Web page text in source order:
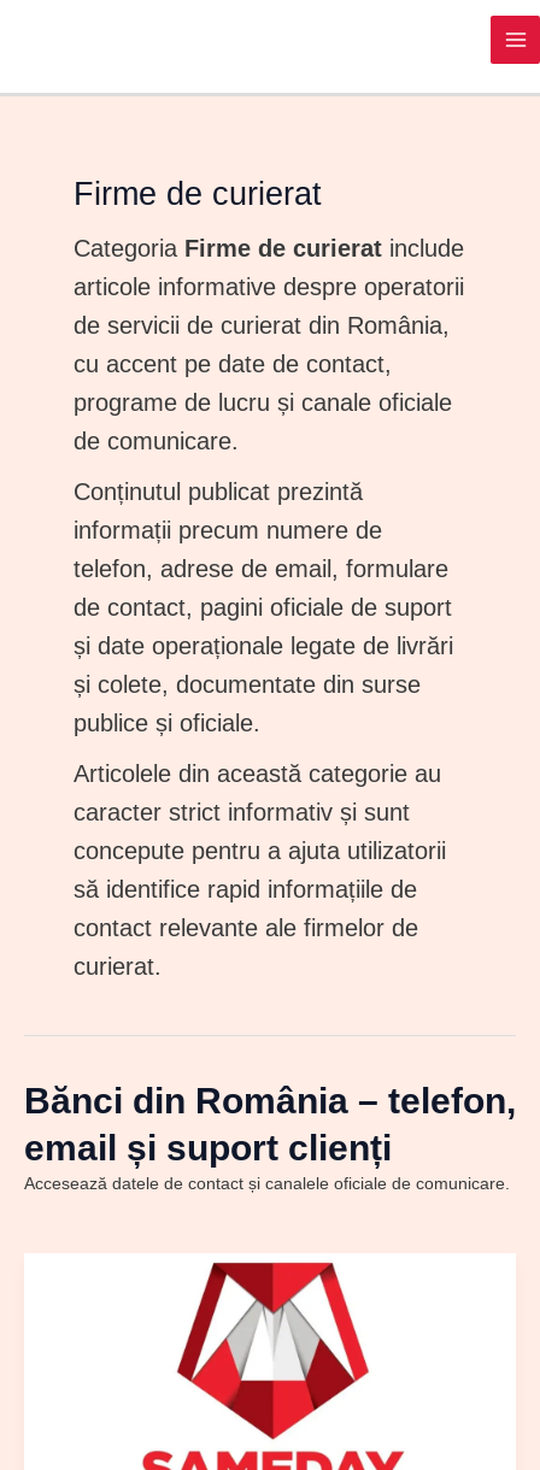
Firme de curierat
Categoria Firme de curierat include
articole informative despre operatorii
de servicii de curierat din România,
cu accent pe date de contact,
programe de lucru și canale oficiale
de comunicare.
Conținutul publicat prezintă
informații precum numere de
telefon, adrese de email, formulare
de contact, pagini oficiale de suport
și date operaționale legate de livrări
și colete, documentate din surse
publice și oficiale.
Articolele din această categorie au
caracter strict informativ și sunt
concepute pentru a ajuta utilizatorii
să identifice rapid informațiile de
contact relevante ale firmelor de
curierat.
Bănci din România – telefon,
email și suport clienți
Accesează datele de contact și canalele oficiale de comunicare.